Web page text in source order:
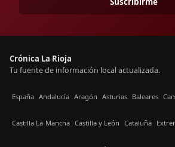
Crónica La Rioja
Tu fuente de información local actualizada.
España Andalucía Aragón Asturias Baleares
Castilla La-Mancha Castilla y León Cataluña